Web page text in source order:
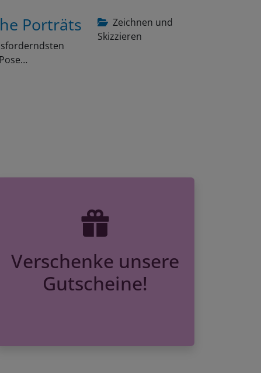
Zeichnen und
Skizzieren
Porträts
Verschenke unsere
Gutscheine!